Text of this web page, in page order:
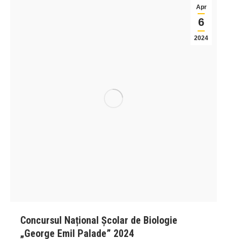
Apr
6
2024
Concursul Național Școlar de Biologie
„George Emil Palade” 2024